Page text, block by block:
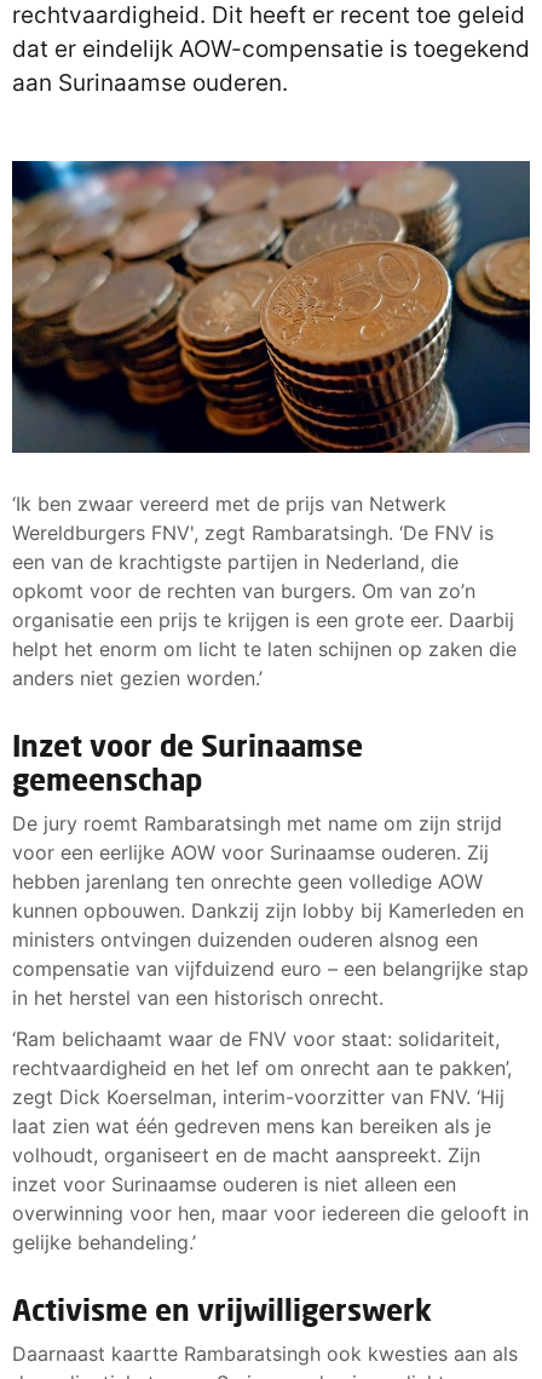
rechtvaardigheid. Dit heeft er recent toe geleid
dat er eindelijk AOW-compensatie is toegekend
aan Surinaamse ouderen.
‘Ik ben zwaar vereerd met de prijs van Netwerk
Wereldburgers FNV', zegt Rambaratsingh. ‘De FNV is
een van de krachtigste partijen in Nederland, die
opkomt voor de rechten van burgers. Om van zo’n
organisatie een prijs te krijgen is een grote eer. Daarbij
helpt het enorm om licht te laten schijnen op zaken die
anders niet gezien worden.’
Inzet voor de Surinaamse
gemeenschap
De jury roemt Rambaratsingh met name om zijn strijd
voor een eerlijke AOW voor Surinaamse ouderen. Zij
hebben jarenlang ten onrechte geen volledige AOW
kunnen opbouwen. Dankzij zijn lobby bij Kamerleden en
ministers ontvingen duizenden ouderen alsnog een
compensatie van vijfduizend euro – een belangrijke stap
in het herstel van een historisch onrecht.
‘Ram belichaamt waar de FNV voor staat: solidariteit,
rechtvaardigheid en het lef om onrecht aan te pakken’,
zegt Dick Koerselman, interim-voorzitter van FNV. ‘Hij
laat zien wat één gedreven mens kan bereiken als je
volhoudt, organiseert en de macht aanspreekt. Zijn
inzet voor Surinaamse ouderen is niet alleen een
overwinning voor hen, maar voor iedereen die gelooft in
gelijke behandeling.’
Activisme en vrijwilligerswerk
Daarnaast kaartte Rambaratsingh ook kwesties aan als